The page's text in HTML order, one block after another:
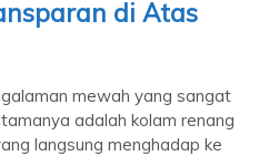
di Atas
mewah yang sangat
adalah kolam renang
langsung menghadap ke